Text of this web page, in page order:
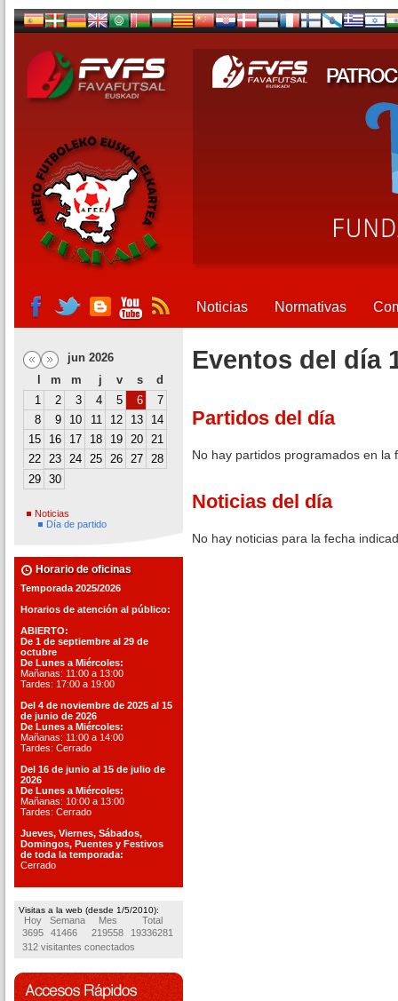
Noticias Normativas
jun 2026
m m j v s
d
1
2 3 4 5 6
7
8
9 10 11 12 13
14
15
16 17 18 19 20 21
22 23 24 25 26 27 28
29 30
Noticias
Día de partido
Horario de oficinas
Temporada 2025/2026
Horarios de atención al público:
ABIERTO:
De 1 de septiembre al 29 de
octubre
De Lunes a Miércoles:
Mañanas: 11:00 a 13:00
Tardes: 17:00 a 19:00
Del 4 de noviembre de 2025 al 15
de junio de 2026
De Lunes a Miércoles:
Mañanas: 11:00 a 14:00
Tardes: Cerrado
Del 16 de junio al 15 de julio de
2026
De Lunes a Miércoles:
Mañanas: 10:00 a 13:00
Tardes: Cerrado
Jueves, Viernes, Sábados,
Domingos, Puentes y Festivos
de toda la temporada:
Cerrado
Visitas a la web (desde 1/5/2010):
Hoy Semana Mes
Total
3695
41466 219558
19336281
312 visitantes conectados
Eventos del día
Partidos del día
No hay partidos programados en la
Noticias del día
No hay noticias para la fecha